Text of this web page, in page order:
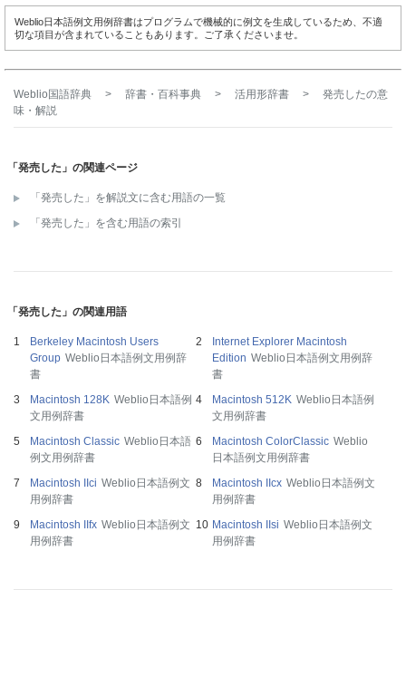
Weblio日本語例文用例辞書はプログラムで機械的に例文を生成しているため、不適
切な項目が含まれていることもあります。ご了承くださいませ。
Weblio国語辞典 > 辞書・百科事典 > 活用形辞書 > 発売したの意
味・解説
「発売した」の関連ページ
「発売した」を解説文に含む用語の一覧
「発売した」を含む用語の索引
「発売した」の関連用語
Berkeley Macintosh Users
Group Weblio日本語例文用例辞
書
Internet Explorer Macintosh
Edition Weblio日本語例文用例辞
書
Macintosh 128K Weblio日本語例
文用例辞書
Macintosh 512K Weblio日本語例
文用例辞書
Macintosh Classic Weblio日本語
例文用例辞書
Macintosh ColorClassic Weblio
日本語例文用例辞書
Macintosh IIci Weblio日本語例文
用例辞書
Macintosh IIcx Weblio日本語例文
用例辞書
Macintosh IIfx Weblio日本語例文
用例辞書
Macintosh IIsi Weblio日本語例文
用例辞書